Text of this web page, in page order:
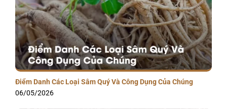
Điểm Danh Các Loại Sâm Quý Và Công Dụng Của Chúng
06/05/2026